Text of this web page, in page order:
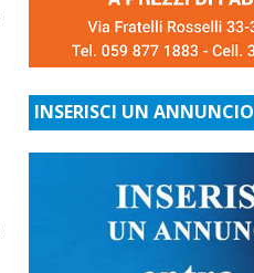
INSERISCI UN ANNUNCIO